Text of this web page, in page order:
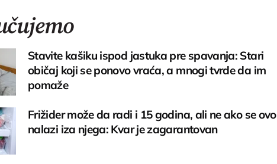
Stavite kašiku ispod jastuka pre spavanja: Stari
običaj koji se ponovo vraća, a mnogi tvrde da im
pomaže
Frižider može da radi i 15 godina, ali ne ako se ovo
nalazi iza njega: Kvar je zagarantovan